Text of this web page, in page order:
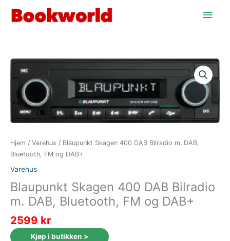
Hjem / Varehus / Blaupunkt Skagen 400 DAB Bilradio m. DAB,
Bluetooth, FM og DAB+
Varehus
Blaupunkt Skagen 400 DAB Bilradio
m. DAB, Bluetooth, FM og DAB+
2599 kr
Kjøp i butikken >